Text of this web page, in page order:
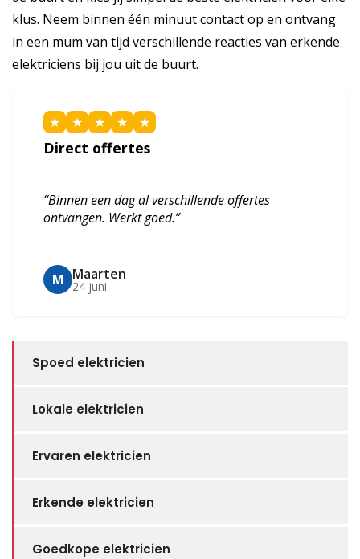
klus. Neem binnen één minuut contact op en ontvang
in een mum van tijd verschillende reacties van erkende
elektriciens bij jou uit de buurt.
★ ★ ★ ★ ★
Direct offertes
“Binnen een dag al verschillende offertes
ontvangen. Werkt goed.”
M Maarten
24 juni
Spoed elektricien
Lokale elektricien
Ervaren elektricien
Erkende elektricien
Goedkope elektricien